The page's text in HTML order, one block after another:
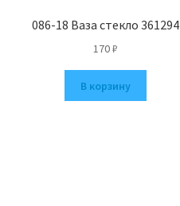
086-18 Ваза стекло 361294
170₽
В корзину